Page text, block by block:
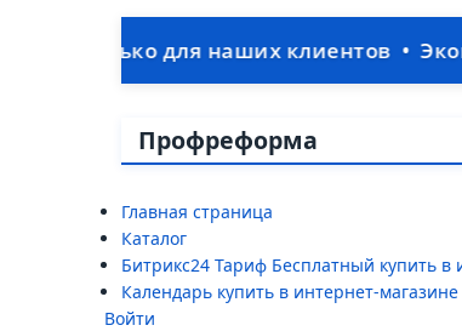
наших клиентов • Экономия на IT-
Профреформа
Главная страница
Каталог
Битрикс24 Тариф Бесплатный купить
Календарь купить в интернет-
Войти